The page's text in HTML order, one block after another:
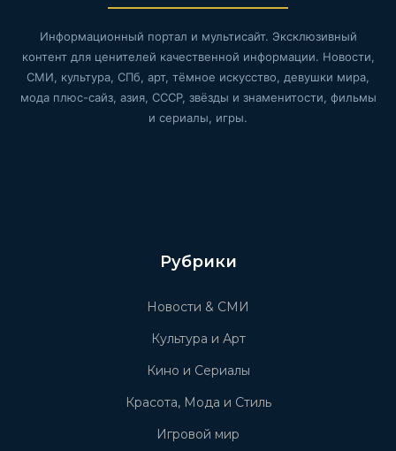
Информационный портал и мультисайт. Эксклюзивный
контент для ценителей качественной информации. Новости,
СМИ, культура, СПб, арт, тёмное искусство, девушки мира,
мода плюс-сайз, азия, СССР, звёзды и знаменитости, фильмы
и сериалы, игры.
Рубрики
Новости & СМИ
Культура и Арт
Кино и Сериалы
Красота, Мода и Стиль
Игровой мир